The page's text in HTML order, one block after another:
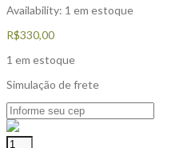
Availability: 1 em estoque
R$330,00
1 em estoque
Simulação de frete